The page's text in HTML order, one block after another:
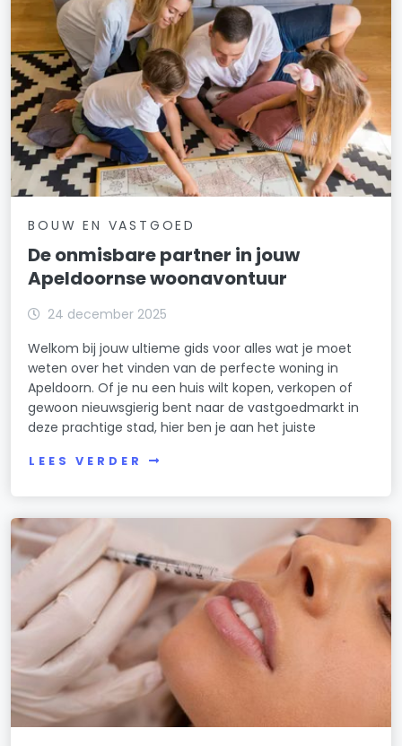
BOUW EN VASTGOED
De onmisbare partner in jouw
Apeldoornse woonavontuur
24 december 2025
Welkom bij jouw ultieme gids voor alles wat je moet
weten over het vinden van de perfecte woning in
Apeldoorn. Of je nu een huis wilt kopen, verkopen of
gewoon nieuwsgierig bent naar de vastgoedmarkt in
deze prachtige stad, hier ben je aan het juiste
LEES VERDER